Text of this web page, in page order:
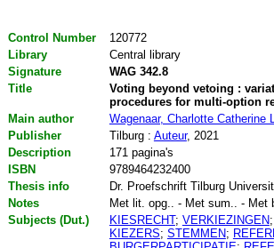
Control Number
120772
Library
Central library
Signature
WAG 342.8
Title
Voting beyond vetoing :
procedures for multi-option
Main author
Wagenaar, Charlotte Catherine
Publisher
Tilburg : Auteur, 2021
Description
171 pagina's
ISBN
9789464232400
Thesis info
Dr. Proefschrift Tilburg
Notes
Met lit. opg.. - Met sum.. - Met
Subjects (Dut.)
KIESRECHT; VERKIEZINGEN
KIEZERS; STEMMEN;